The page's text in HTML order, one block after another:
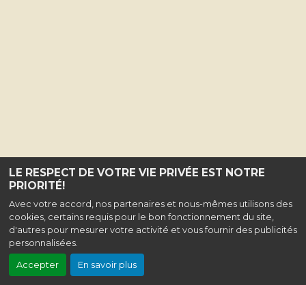
LE RESPECT DE VOTRE VIE PRIVÉE EST NOTRE
PRIORITÉ!
Avec votre accord, nos partenaires et nous-mêmes utilisons des
cookies, certains requis pour le bon fonctionnement du site,
d'autres pour mesurer votre activité et vous fournir des publicités
personnalisées.
Accepter En savoir plus